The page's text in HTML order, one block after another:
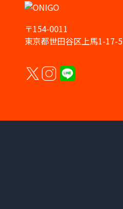
〒154-0011
東京都世田谷区上馬1-17-5